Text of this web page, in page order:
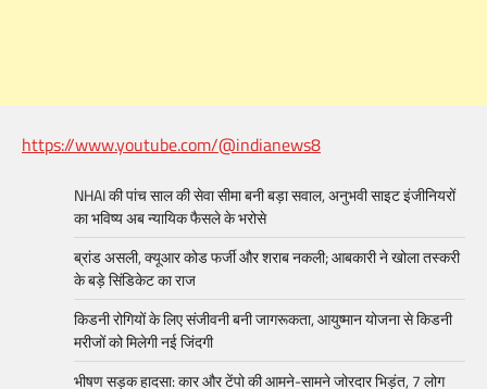
https://www.youtube.com/@indianews8
NHAI की पांच साल की सेवा सीमा बनी बड़ा सवाल, अनुभवी साइट इंजीनियरों
का भविष्य अब न्यायिक फैसले के भरोसे
ब्रांड असली, क्यूआर कोड फर्जी और शराब नकली; आबकारी ने खोला तस्करी
के बड़े सिंडिकेट का राज
किडनी रोगियों के लिए संजीवनी बनी जागरूकता, आयुष्मान योजना से किडनी
मरीजों को मिलेगी नई जिंदगी
भीषण सड़क हादसा: कार और टेंपो की आमने-सामने जोरदार भिड़ंत, 7 लोग